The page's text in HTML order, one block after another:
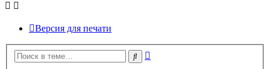
Версия для печати
Поиск